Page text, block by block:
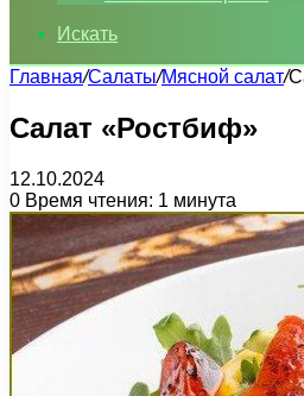
Искать
Главная/Салаты/Мясной салат/
Салат «Ростбиф»
12.10.2024
0 Время чтения: 1 минута